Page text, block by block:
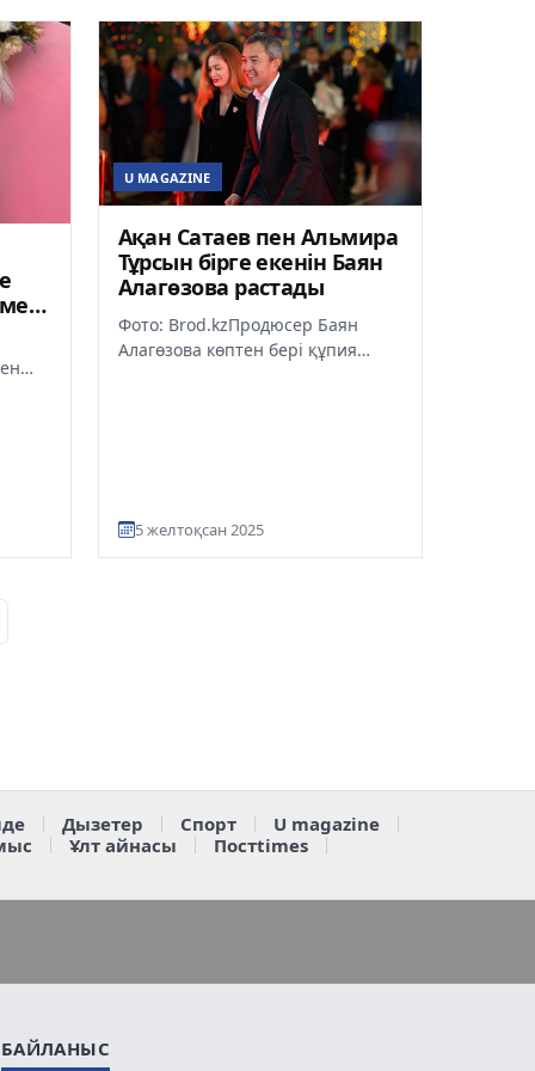
U MAGAZINE
Ақан Сатаев пен Альмира
Тұрсын бірге екенін Баян
Алагөзова растады
Фото: Brod.kzПродюсер Баян
Алагөзова көптен бері құпия
5 желтоқсан 2025
Дызетер Спорт
U magazine
Ұлт айнасы
Постtimes
БАЙЛАНЫС